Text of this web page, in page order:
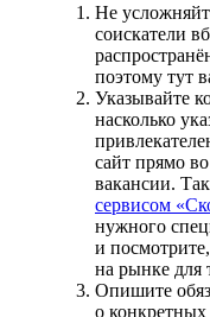
Не
соискатели
поэтому тут
Указывайте
насколько
сайт прямо
вакансии.
сервисом
нужного
и
на рынке для
Опишите
о конкретных